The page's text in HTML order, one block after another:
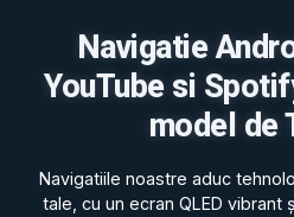
Navigatie
YouTube si
model de
Navigatiile noastre aduc
tale, cu un ecran QLED